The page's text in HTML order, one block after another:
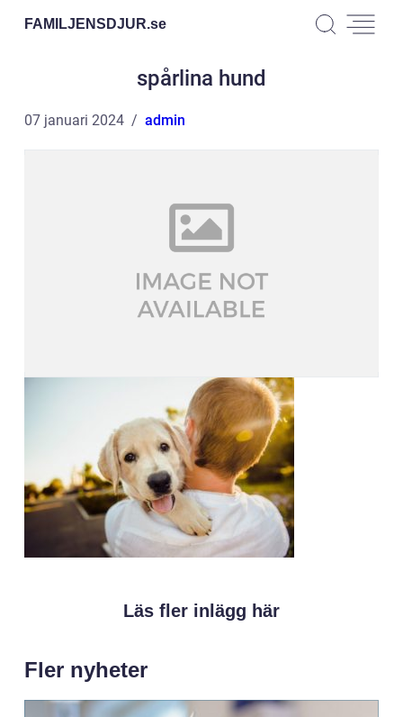
FAMILJENSDJUR.se
spårlina hund
07 januari 2024 admin
Läs fler inlägg här
Fler nyheter